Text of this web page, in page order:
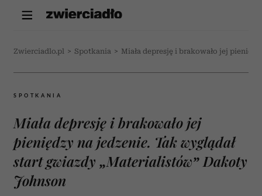
Zwierciadlo.pl > Spotkania > Miała depresję i brakowało jej
SPOTKANIA
Miała depresję i brakowało jej
pieniędzy na jedzenie. Tak wyglądał
start gwiazdy „Materialistów” Dakoty
Johnson